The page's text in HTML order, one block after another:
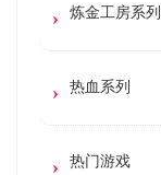
炼金工房系列
热血系列
热门游戏